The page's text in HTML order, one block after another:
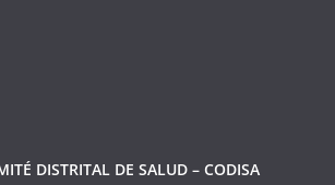
DISTRITAL DE SALUD – CODISA